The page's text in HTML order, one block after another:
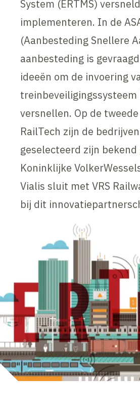
System (ERTMS)
implementeren. In de
(Aanbesteding Snellere
aanbesteding is
ideeën om de invoering
treinbeveiligingssysteem
versnellen. Op de
RailTech zijn de
geselecteerd zijn bekend
Koninklijke
Vialis sluit met VRS
bij dit